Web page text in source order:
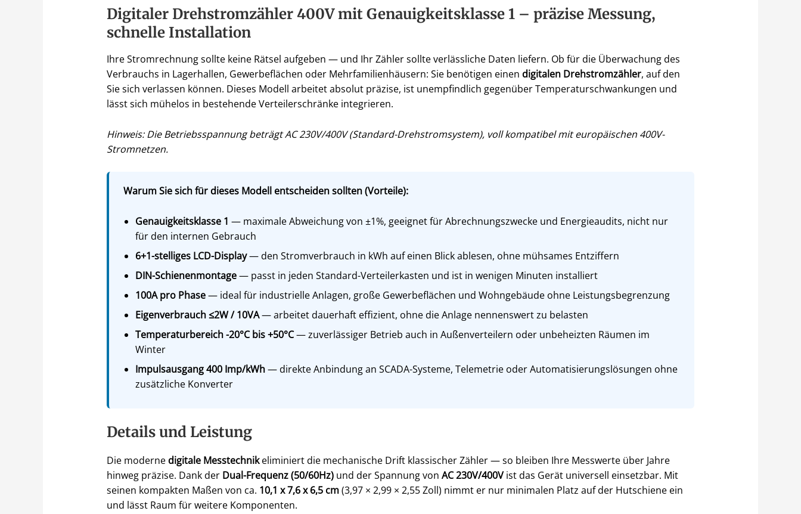
Digitaler Drehstromzähler 400V mit Genauigkeitsklasse 1 – präzise Messung,
schnelle Installation
Ihre Stromrechnung sollte keine Rätsel aufgeben — und Ihr Zähler sollte verlässliche Daten liefern. Ob für die Überwachung des
Verbrauchs in Lagerhallen, Gewerbeflächen oder Mehrfamilienhäusern: Sie benötigen einen digitalen Drehstromzähler, auf den
Sie sich verlassen können. Dieses Modell arbeitet absolut präzise, ist unempfindlich gegenüber Temperaturschwankungen und
lässt sich mühelos in bestehende Verteilerschränke integrieren.
Hinweis: Die Betriebsspannung beträgt AC 230V/400V (Standard-Drehstromsystem), voll kompatibel mit europäischen 400V-
Stromnetzen.
Warum Sie sich für dieses Modell entscheiden sollten (Vorteile):
Genauigkeitsklasse 1 — maximale Abweichung von ±1%, geeignet für Abrechnungszwecke und Energieaudits, nicht nur
für den internen Gebrauch
6+1-stelliges LCD-Display— den Stromverbrauch in kWh auf einen Blick ablesen, ohne mühsames Entziffern
DIN-Schienenmontage— passt in jeden Standard-Verteilerkasten und ist in wenigen Minuten installiert
100A pro Phase— ideal für industrielle Anlagen, große Gewerbeflächen und Wohngebäude ohne Leistungsbegrenzung
Eigenverbrauch ≤2W / 10VA— arbeitet dauerhaft effizient, ohne die Anlage nennenswert zu belasten
Temperaturbereich -20°C bis +50°C— zuverlässiger Betrieb auch in Außenverteilern oder unbeheizten Räumen im
Winter
Impulsausgang 400 Imp/kWh— direkte Anbindung an SCADA-Systeme, Telemetrie oder Automatisierungslösungen ohne
zusätzliche Konverter
Details und Leistung
Die moderne digitale Messtechnikeliminiert die mechanische Drift klassischer Zähler — so bleiben Ihre Messwerte über Jahre
hinweg präzise. Dank der Dual-Frequenz (50/60Hz)und der Spannung von AC 230V/400Vist das Gerät universell einsetzbar. Mit
seinen kompakten Maßen von ca. 10,1 x 7,6 x 6,5 cm(3,97 × 2,99 × 2,55 Zoll) nimmt er nur minimalen Platz auf der Hutschiene ein
und lässt Raum für weitere Komponenten.